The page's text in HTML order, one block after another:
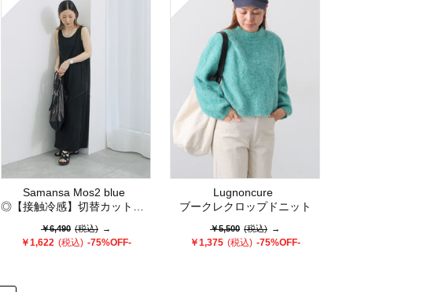
Samansa Mos2 blue
◎【接触冷感】切替カットワンピース
￥6,490 (税込) →
￥1,622 (税込) -75%OFF-
Lugnoncure
ブークレクロップドニット
￥5,500 (税込) →
￥1,375 (税込) -75%OFF-